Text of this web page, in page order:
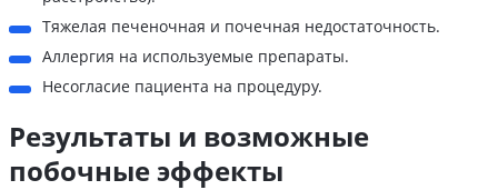
Тяжелая печеночная и почечная недостаточность.
Аллергия на используемые препараты.
Несогласие пациента на процедуру.
Результаты и возможные
побочные эффекты